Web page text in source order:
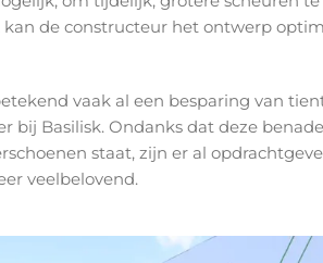
de constructeur het ontwerp
vaak al een besparing van
bij Basilisk. Ondanks dat deze
staat, zijn er al
veelbelovend.